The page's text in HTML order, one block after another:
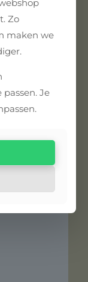
ook
blijven
en
Zo
maken we
Je